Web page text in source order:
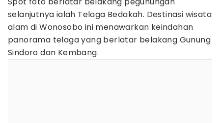
selanjutnya ialah Telaga Bedakah. Destinasi wisata
alam di Wonosobo ini menawarkan keindahan
panorama telaga yang berlatar belakang Gunung
Sindoro dan Kembang.